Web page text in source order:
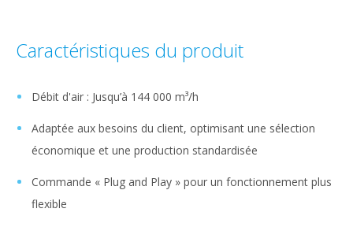
Caractéristiques du produit
Débit d'air : Jusqu’à 144 000 m³/h
Adaptée aux besoins du client, optimisant une sélection
économique et une production standardisée
Commande « Plug and Play » pour un fonctionnement plus
flexible